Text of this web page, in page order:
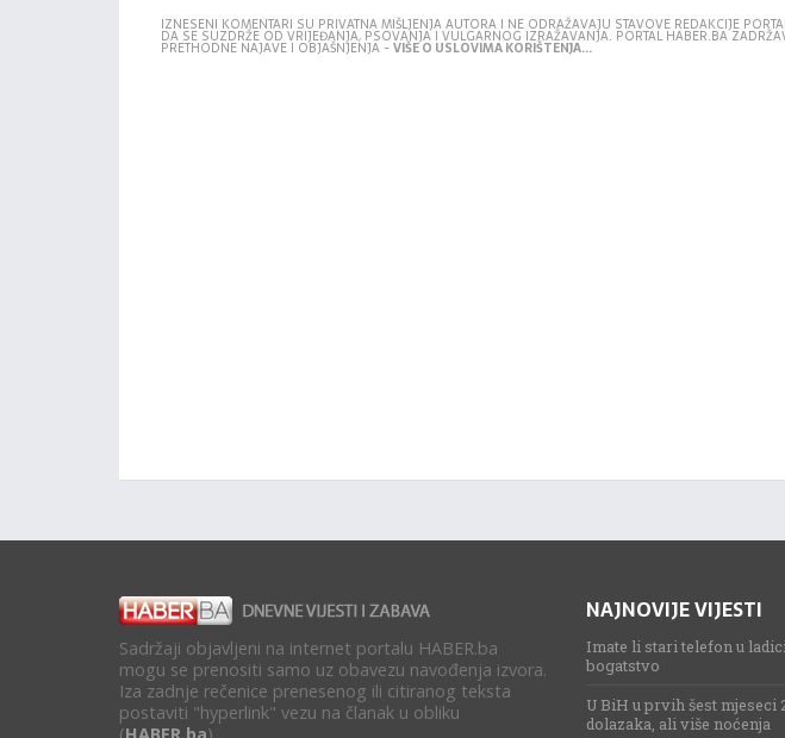
IZNESENI KOMENTARI SU PRIVATNA MIŠLJENJA AUTORA I NE ODRAŽAVAJU STAVOVE REDAKCIJE
DA SE SUZDRŽE OD VRIJEĐANJA, PSOVANJA I VULGARNOG IZRAŽAVANJA. PORTAL HABER.BA
PRETHODNE NAJAVE I OBJAŠNJENJA -VIŠE O USLOVIMA KORIŠTENJA...
Sadržaji objavljeni na internet portalu HABER.ba
mogu se prenositi samo uz obavezu navođenja izvora.
Iza zadnje rečenice prenesenog ili citiranog teksta
postaviti "hyperlink" vezu na članak u obliku
NAJNOVIJE VIJESTI
Imate li stari telefon u
bogatstvo
U BiH u prvih šest mjeseci
dolazaka, ali više noćenja